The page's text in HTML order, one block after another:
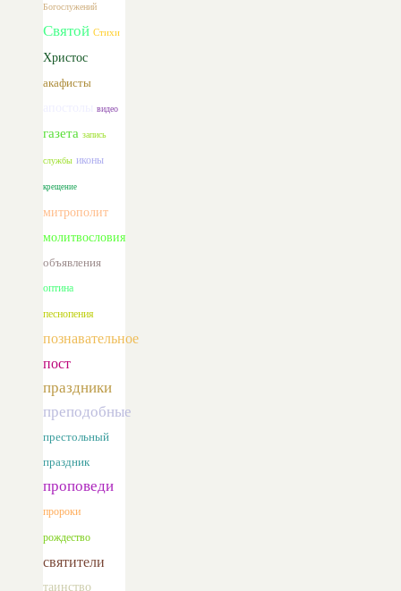
Богослужений
Святой Стихи
Христос
акафисты
видео
газета запись
службы иконы
крещение
митрополит
молитвословия
объявления
оптина
песнопения
познавательное
пост
праздники
преподобные
престольный
праздник
проповеди
пророки
рождество
святители
таинство